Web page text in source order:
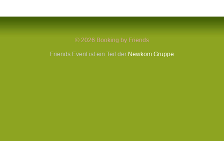
© 2026 Booking by Friends
Friends Event ist ein Teil der Newkom Gruppe